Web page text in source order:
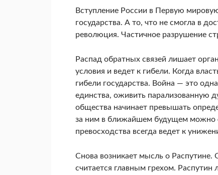
Вступление России в Первую
государства. А то, что не смогла в
революция. Частичное разрушение
Распад обратных связей лишает
условия и ведет к гибели. Когда
гибели государства. Война — это
единства, оживить парализованную
общества начинает превышать
за ним в ближайшем будущем мож­но
превосходства всегда ведет к
Снова возникает мысль о
считается главным грехом.